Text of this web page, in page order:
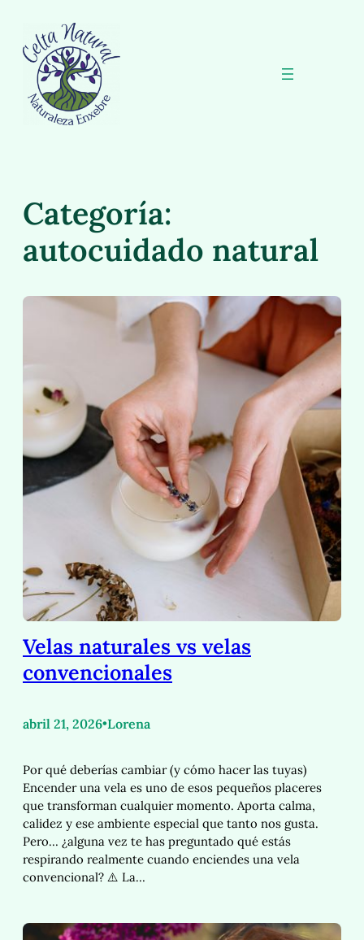
contenido
Categoría:
autocuidado natural
Velas naturales vs velas
convencionales
abril 21, 2026•Lorena
Por qué deberías cambiar (y cómo hacer las tuyas)
Encender una vela es uno de esos pequeños placeres
que transforman cualquier momento. Aporta calma,
calidez y ese ambiente especial que tanto nos gusta.
Pero… ¿alguna vez te has preguntado qué estás
respirando realmente cuando enciendes una vela
convencional? ⚠️ La…